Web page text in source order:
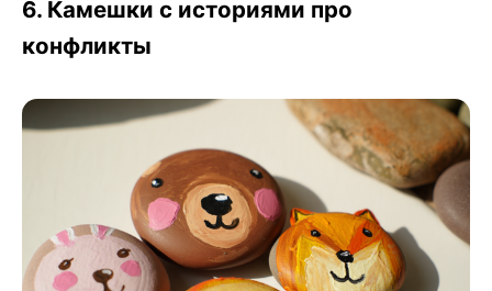
6. Камешки с историями про
конфликты